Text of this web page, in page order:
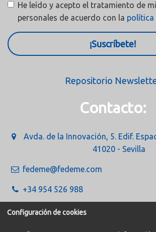
He leído y acepto el tratamiento de
personales de acuerdo con la política
¡Suscríbete!
Repositorio
Contacto:
Avda. de la Innovación, 5. Edif.
41020 - Sevilla
fedeme@fedeme.com
+34 954 526 988
Configuración de cookies